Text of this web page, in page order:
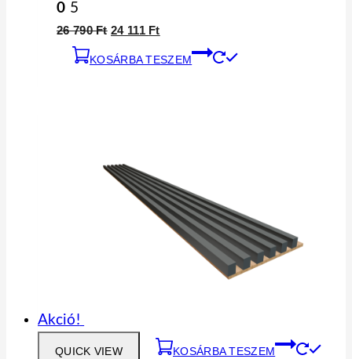
0 5
26 790Ft 24 111 Ft
KOSÁRBA TESZEM
Akció!
QUICK VIEW KOSÁRBA TESZEM